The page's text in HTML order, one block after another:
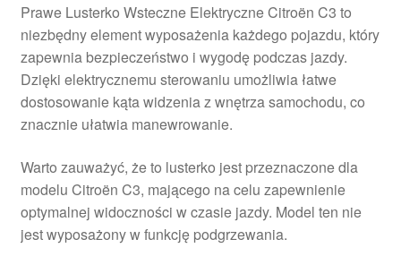
Prawe Lusterko Wsteczne Elektryczne Citroën C3 to
niezbędny element wyposażenia każdego pojazdu, który
zapewnia bezpieczeństwo i wygodę podczas jazdy.
Dzięki elektrycznemu sterowaniu umożliwia łatwe
dostosowanie kąta widzenia z wnętrza samochodu, co
znacznie ułatwia manewrowanie.
Warto zauważyć, że to lusterko jest przeznaczone dla
modelu Citroën C3, mającego na celu zapewnienie
optymalnej widoczności w czasie jazdy. Model ten nie
jest wyposażony w funkcję podgrzewania.